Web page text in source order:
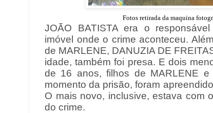
Fotos retirada da maquina
JOÃO BATISTA era o
imóvel onde o crime aconteceu.
de MARLENE, DANUZIA DE
idade, também foi presa. E dois
de 16 anos, filhos de MARLENE
momento da prisão, foram
O mais novo, inclusive, estava com
do crime.